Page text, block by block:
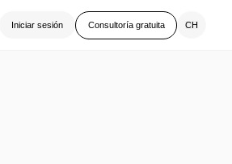
Iniciar sesión Consultoría gratuita CH